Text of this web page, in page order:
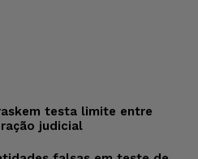
testa limite entre
judicial